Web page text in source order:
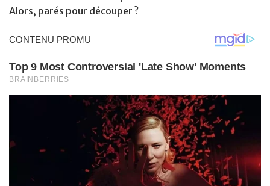
Alors, parés pour découper ?